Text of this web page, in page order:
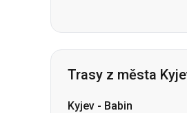
Trasy z města
Kyjev - Babin